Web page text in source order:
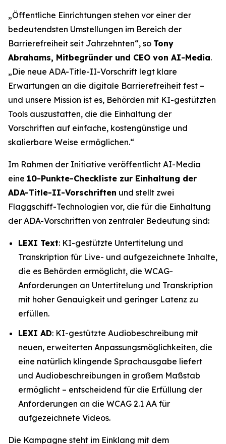
„Öffentliche Einrichtungen stehen vor einer der
bedeutendsten Umstellungen im Bereich der
Barrierefreiheit seit Jahrzehnten“, so Tony
Abrahams, Mitbegründer und CEO von AI-Media.
„Die neue ADA-Title-II-Vorschrift legt klare
Erwartungen an die digitale Barrierefreiheit fest –
und unsere Mission ist es, Behörden mit KI-gestützten
Tools auszustatten, die die Einhaltung der
Vorschriften auf einfache, kostengünstige und
skalierbare Weise ermöglichen.“
Im Rahmen der Initiative veröffentlicht AI-Media
eine 10-Punkte-Checkliste zur Einhaltung der
ADA-Title-II-Vorschriften und stellt zwei
Flaggschiff-Technologien vor, die für die Einhaltung
der ADA-Vorschriften von zentraler Bedeutung sind:
LEXI Text: KI-gestützte Untertitelung und
Transkription für Live- und aufgezeichnete Inhalte,
die es Behörden ermöglicht, die WCAG-
Anforderungen an Untertitelung und Transkription
mit hoher Genauigkeit und geringer Latenz zu
erfüllen.
LEXI AD: KI-gestützte Audiobeschreibung mit
neuen, erweiterten Anpassungsmöglichkeiten, die
eine natürlich klingende Sprachausgabe liefert
und Audiobeschreibungen in großem Maßstab
ermöglicht – entscheidend für die Erfüllung der
Anforderungen an die WCAG 2.1 AA für
aufgezeichnete Videos.
Die Kampagne steht im Einklang mit dem